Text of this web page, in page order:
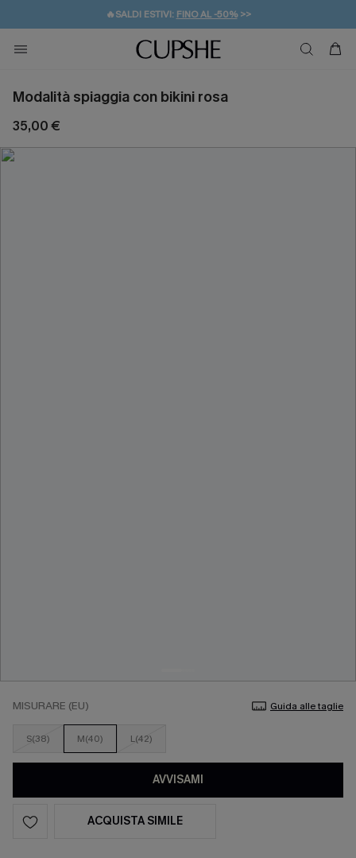
🔥SALDI ESTIVI: FINO AL -50%>>
🚚SPEDIZIONE GRATUITA DA 49€
💌REGALO PER I NUOVI: 20% DI SCONTO*
Modalità spiaggia con bikini rosa
35,00 €
MISURARE (EU) Guida alle taglie
S(38) M(40) L(42)
AVVISAMI
ACQUISTA SIMILE